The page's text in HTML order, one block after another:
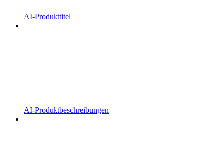
AI-Produkttitel
AI-Produktbeschreibungen